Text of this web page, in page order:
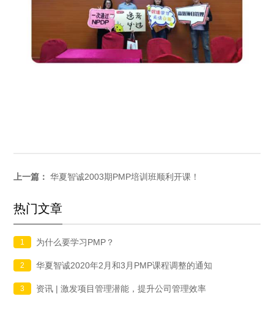
上一篇：华夏智诚2003期PMP培训班顺利开课！
热门文章
1 为什么要学习PMP？
2 华夏智诚2020年2月和3月PMP课程调整的通知
3 资讯 | 激发项目管理潜能，提升公司管理效率